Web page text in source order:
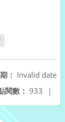
： Invalid date
閱數： 933 |